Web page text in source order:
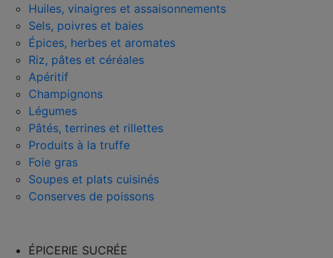
Huiles, vinaigres et assaisonnements
Sels, poivres et baies
Épices, herbes et aromates
Riz, pâtes et céréales
Apéritif
Champignons
Légumes
Pâtés, terrines et rillettes
Produits à la truffe
Foie gras
Soupes et plats cuisinés
Conserves de poissons
ÉPICERIE SUCRÉE